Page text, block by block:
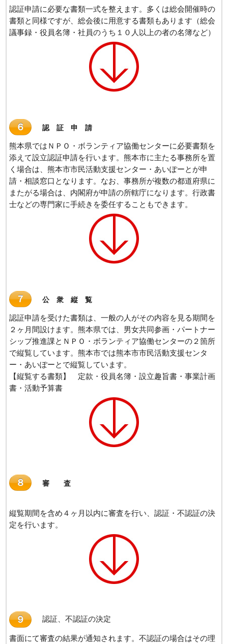
認証申請に必要な書類一式を整えます。多くは総会開催時の
書類と同様ですが、総会後に用意する書類もあります（総会
議事録・役員名簿・社員のうち１０人以上の者の名簿など）
６ 認 証 申 請
熊本県ではＮＰＯ・ボランティア協働センターに必要書類を
添えて設立認証申請を行います。熊本市に主たる事務所を置
く場合は、熊本市市民活動支援センター・あいぽーとが申
請・相談窓口となります。なお、事務所が複数の都道府県に
またがる場合は、内閣府が申請の所轄庁になります。行政書
士などの専門家に手続きを委任することもできます。
７ 公 衆 縦 覧
認証申請を受けた書類は、一般の人がその内容を見る期間を
２ヶ月間設けます。熊本県では、男女共同参画・パートナー
シップ推進課とＮＰＯ・ボランティア協働センターの２箇所
で縦覧しています。熊本市では熊本市市民活動支援センタ
ー・あいぽーとで縦覧しています。
【縦覧する書類】 定款・役員名簿・設立趣旨書・事業計画
書・活動予算書
８ 審 査
縦覧期間を含め４ヶ月以内に審査を行い、認証・不認証の決
定を行います。
９ 認証、不認証の決定
書面にて審査の結果が通知されます。不認証の場合はその理